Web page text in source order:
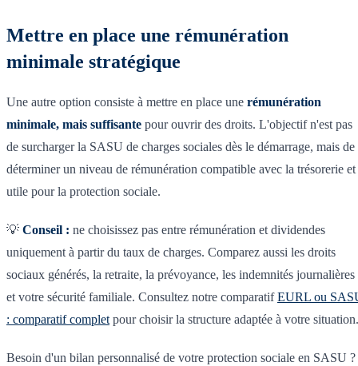
Mettre en place une rémunération
minimale stratégique
Une autre option consiste à mettre en place une rémunération
minimale, mais suffisante pour ouvrir des droits. L'objectif n'est pas
de surcharger la SASU de charges sociales dès le démarrage, mais de
déterminer un niveau de rémunération compatible avec la trésorerie et
utile pour la protection sociale.
💡 Conseil : ne choisissez pas entre rémunération et dividendes
uniquement à partir du taux de charges. Comparez aussi les droits
sociaux générés, la retraite, la prévoyance, les indemnités journalières
et votre sécurité familiale. Consultez notre comparatifEURL ou
: comparatif complet pour choisir la structure adaptée à votre situation.
Besoin d'un bilan personnalisé de votre protection sociale en SASU ?